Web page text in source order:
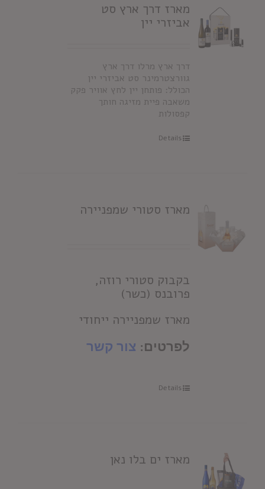
מארז דרך ארץ סט
אביזרי יין
דרך ארץ מרלו דרך ארץ
גוורצטרמינר סט אביזרי יין
הכולל: פותחן יין לחץ אוויר פקק
משאבה פיית מזיגה חותך
קפסולות
Details
מארז סטורי שמפניירה
בקבוק סטורי רוזה,
פרובנס (כשר)
מארז שמפניירה ייחודי
לפרטים: צור קשר
Details
מארז ים בלו נאן